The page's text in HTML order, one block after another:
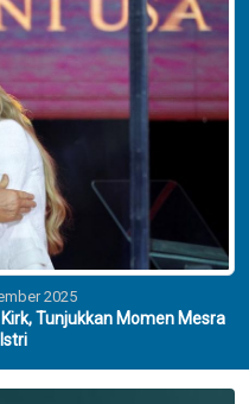
2025
Tunjukkan Momen Mesra